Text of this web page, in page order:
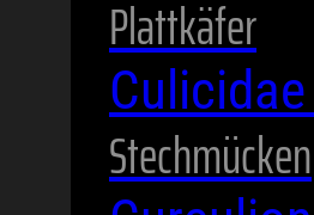
Plattkäfer
Stechmücken